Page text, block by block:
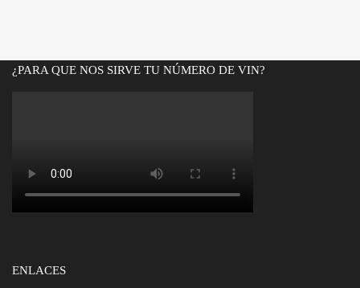
Bs.1,700.00.Bs.1,450.00.
¿PARA QUE NOS SIRVE TU NÚMERO DE VIN?
ENLACES